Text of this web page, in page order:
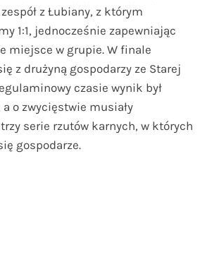
z Łubiany, z którym
1:1, jednocześnie zapewniając
miejsce w grupie. W finale
z drużyną gospodarzy ze Starej
czasie wynik był
o zwycięstwie musiały
serie rzutów karnych, w których
gospodarze.